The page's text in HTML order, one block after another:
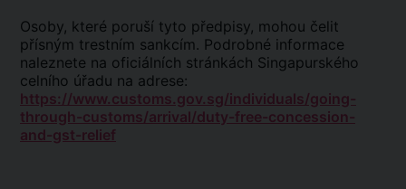
Osoby, které poruší tyto předpisy, mohou čelit
přísným trestním sankcím. Podrobné informace
naleznete na oficiálních stránkách Singapurského
celního úřadu na adrese:
https://www.customs.gov.sg/individuals/going-
through-customs/arrival/duty-free-concession-
and-gst-relief